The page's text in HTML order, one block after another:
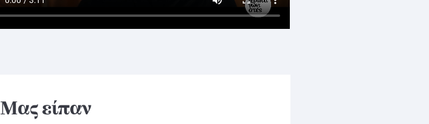
Μας είπαν